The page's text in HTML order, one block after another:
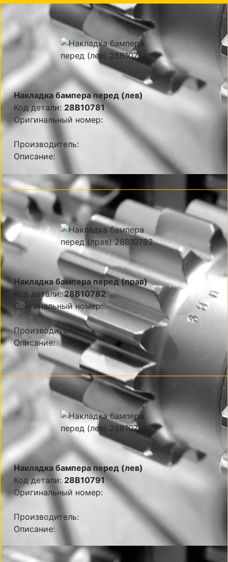
Накладка бампера перед (лев)
Код детали: 28B10781
Оригинальный номер:
Производитель:
Описание:
Накладка бампера перед (прав)
Код детали:28B10782
Оригинальный номер:
Производитель:
Описание:
Накладка бампера перед (лев)
Код детали: 28B10791
Оригинальный номер:
Производитель:
Описание: